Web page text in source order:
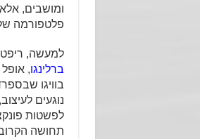
ומושבים,
פלטפורמה
למעשה,
ברלינגו,
בוויגו
נוגעים
לפשטות
תחושה